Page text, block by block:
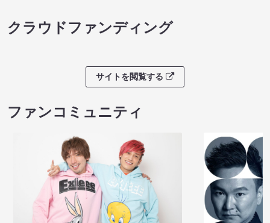
クラウドファンディング
サイトを閲覧する
ファンコミュニティ